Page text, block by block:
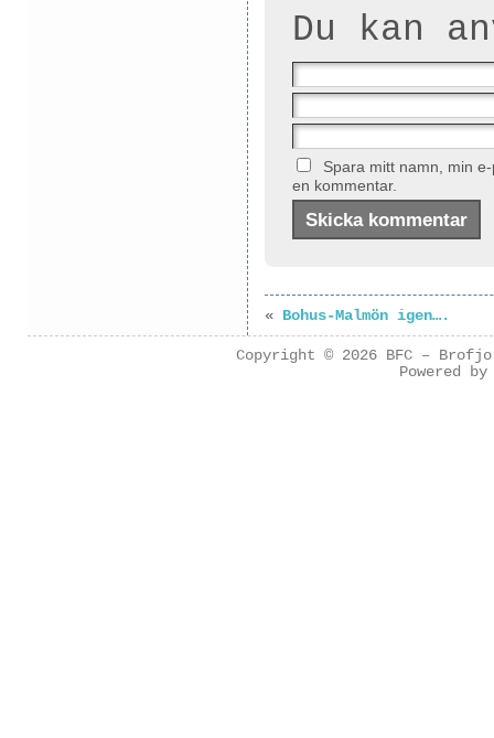
Du kan
Spara mitt namn, min
en kommentar.
« Bohus-Malmön igen….
Copyright © 2026 BFC –
Powered